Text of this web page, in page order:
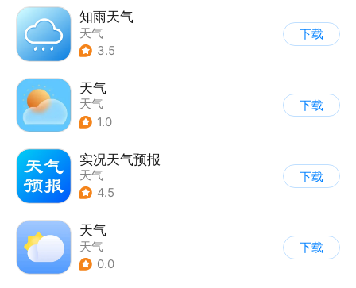
知雨天气
天气
3.5
下载
天气
天气
1.0
下载
实况天气预报
天气
4.5
下载
天气
天气
0.0
下载